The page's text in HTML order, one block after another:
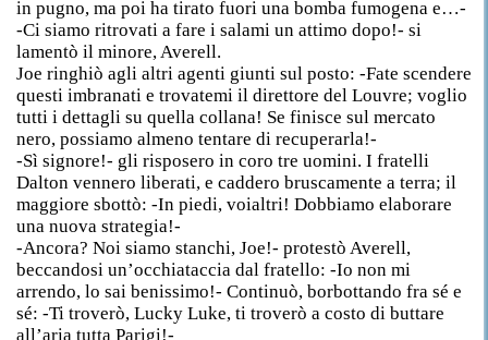
in pugno, ma poi ha tirato fuori una bomba fumogena e…-
-Ci siamo ritrovati a fare i salami un attimo dopo!- si
lamentò il minore, Averell.
Joe ringhiò agli altri agenti giunti sul posto: -Fate scendere
questi imbranati e trovatemi il direttore del Louvre; voglio
tutti i dettagli su quella collana! Se finisce sul mercato
nero, possiamo almeno tentare di recuperarla!-
-Sì signore!- gli risposero in coro tre uomini. I fratelli
Dalton vennero liberati, e caddero bruscamente a terra; il
maggiore sbottò: -In piedi, voialtri! Dobbiamo elaborare
una nuova strategia!-
-Ancora? Noi siamo stanchi, Joe!- protestò Averell,
beccandosi un’occhiataccia dal fratello: -Io non mi
arrendo, lo sai benissimo!- Continuò, borbottando fra sé e
sé: -Ti troverò, Lucky Luke, ti troverò a costo di buttare
all’aria tutta Parigi!-